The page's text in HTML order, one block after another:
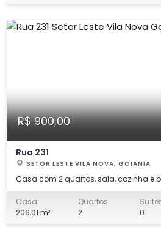
R$ 900,00
Rua 231
SETOR LESTE VILA NOVA, GOIANIA
Casa com 2 quartos, sala, cozinha e
Casa
206,01 m²
Quartos
2
0